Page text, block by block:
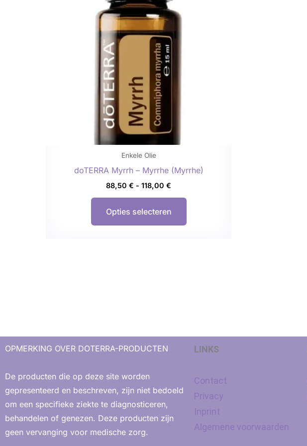
Enkele Olie
doTERRA Myrrh – Myrrhe (Myrrhe)
88,50€ - 118,00€
Opties selecteren
OPMERKING OVER DOTERRA-PRODUCTEN
De producten die op deze site worden
gepresenteerd en beschreven, zijn niet bedoeld
om een ​​specifieke ziekte te diagnosticeren,
behandelen of genezen. Deze producten zijn
geen vervanging voor medische zorg.
LINKS
Contact
Privacy
Inprint
Algemene voorwaarden